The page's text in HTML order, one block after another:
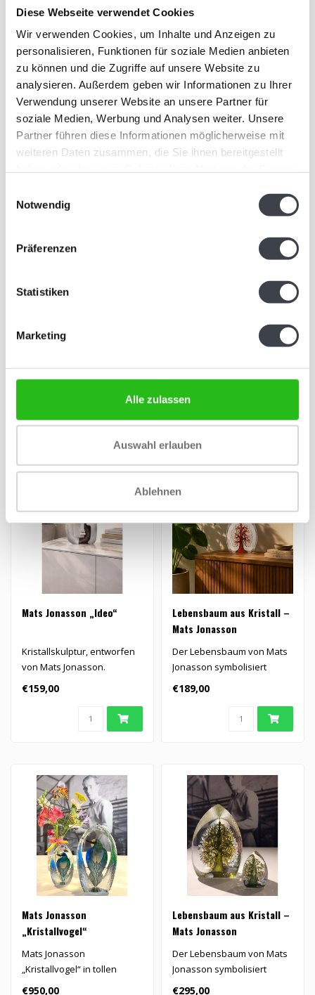
Diese Webseite verwendet Cookies
Wir verwenden Cookies, um Inhalte und Anzeigen zu
personalisieren, Funktionen für soziale Medien anbieten
zu können und die Zugriffe auf unsere Website zu
analysieren. Außerdem geben wir Informationen zu Ihrer
Verwendung unserer Website an unsere Partner für
soziale Medien, Werbung und Analysen weiter. Unsere
Partner führen diese Informationen möglicherweise mit
weiteren Daten zusammen, die Sie ihnen bereitgestellt
Notwendig
Präferenzen
Statistiken
Marketing
Alle zulassen
Auswahl erlauben
Ablehnen
Mats Jonasson
Exklusive Schale aus Kristall
in der Form einer
Sonnenblume von Mats
Jonasson...
€79,00
Mats Jonasson „Idun“
Kristallskulptur „Idun“ nach
einem Entwurf von Mats
Jonasson...
€495,00
Kristall – Mats Jonasson
Die Klatschmohn-Schale
die Schönheit des
Klatschmohns..
Mats Jonasson „Ideo“
Kristallskulptur, entworfen
von Mats Jonasson.
€159,00
Lebensbaum aus Kristall –
Mats Jonasson
Der Lebensbaum von Mats
Jonasson symbolisiert
Familie, Verbundenheit,
Wachstum u..
€189,00
Mats Jonasson
„Kristallvogel“
Mats Jonasson
„Kristallvogel“ in tollen
Farben
€950,00
Lebensbaum aus Kristall –
Mats Jonasson
Der Lebensbaum von Mats
Jonasson symbolisiert
Familie, Verbundenheit,
€295,00